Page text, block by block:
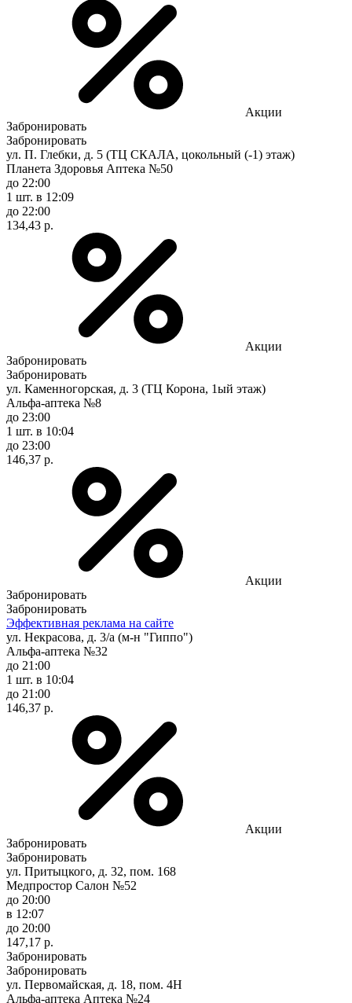
Акции
Забронировать
Забронировать
ул. П. Глебки, д. 5 (ТЦ СКАЛА, цокольный (-1) этаж)
Планета Здоровья Аптека №50
до 22:00
1 шт. в 12:09
до 22:00
134,43 р.
Акции
Забронировать
Забронировать
ул. Каменногорская, д. 3 (ТЦ Корона, 1ый этаж)
Альфа-аптека №8
до 23:00
1 шт. в 10:04
до 23:00
146,37 р.
Акции
Забронировать
Забронировать
Эффективная реклама на сайте
ул. Некрасова, д. 3/а (м-н "Гиппо")
Альфа-аптека №32
до 21:00
1 шт. в 10:04
до 21:00
146,37 р.
Акции
Забронировать
Забронировать
ул. Притыцкого, д. 32, пом. 168
Медпростор Салон №52
до 20:00
в 12:07
до 20:00
147,17 р.
Забронировать
Забронировать
ул. Первомайская, д. 18, пом. 4Н
Альфа-аптека Аптека №24